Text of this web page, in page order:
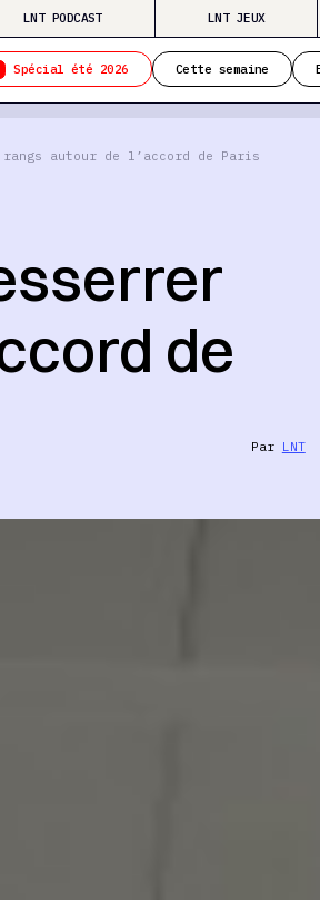
LNT PODCAST LNT JEUX
Spécial été 2026 Cette semaine
autour de l’accord de Paris
de
Par LNT